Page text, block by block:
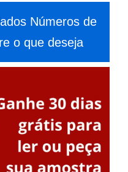
Números de
o que deseja